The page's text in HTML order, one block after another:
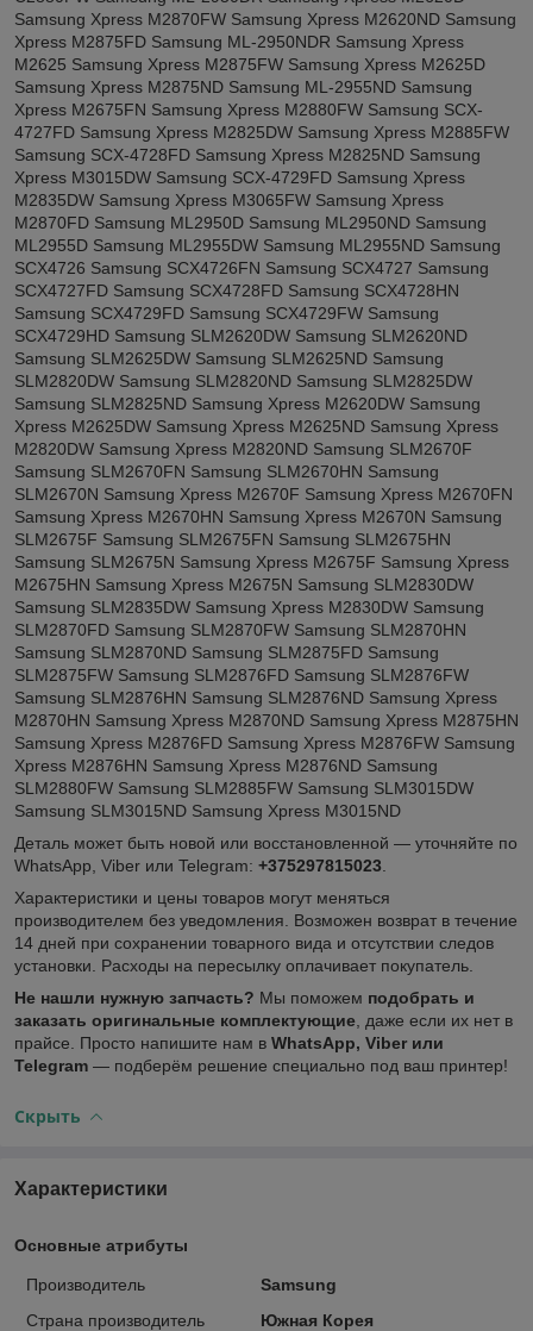
Samsung Xpress M2870FW Samsung Xpress M2620ND Samsung
Xpress M2875FD Samsung ML-2950NDR Samsung Xpress
M2625 Samsung Xpress M2875FW Samsung Xpress M2625D
Samsung Xpress M2875ND Samsung ML-2955ND Samsung
Xpress M2675FN Samsung Xpress M2880FW Samsung SCX-
4727FD Samsung Xpress M2825DW Samsung Xpress M2885FW
Samsung SCX-4728FD Samsung Xpress M2825ND Samsung
Xpress M3015DW Samsung SCX-4729FD Samsung Xpress
M2835DW Samsung Xpress M3065FW Samsung Xpress
M2870FD Samsung ML2950D Samsung ML2950ND Samsung
ML2955D Samsung ML2955DW Samsung ML2955ND Samsung
SCX4726 Samsung SCX4726FN Samsung SCX4727 Samsung
SCX4727FD Samsung SCX4728FD Samsung SCX4728HN
Samsung SCX4729FD Samsung SCX4729FW Samsung
SCX4729HD Samsung SLM2620DW Samsung SLM2620ND
Samsung SLM2625DW Samsung SLM2625ND Samsung
SLM2820DW Samsung SLM2820ND Samsung SLM2825DW
Samsung SLM2825ND Samsung Xpress M2620DW Samsung
Xpress M2625DW Samsung Xpress M2625ND Samsung Xpress
M2820DW Samsung Xpress M2820ND Samsung SLM2670F
Samsung SLM2670FN Samsung SLM2670HN Samsung
SLM2670N Samsung Xpress M2670F Samsung Xpress M2670FN
Samsung Xpress M2670HN Samsung Xpress M2670N Samsung
SLM2675F Samsung SLM2675FN Samsung SLM2675HN
Samsung SLM2675N Samsung Xpress M2675F Samsung Xpress
M2675HN Samsung Xpress M2675N Samsung SLM2830DW
Samsung SLM2835DW Samsung Xpress M2830DW Samsung
SLM2870FD Samsung SLM2870FW Samsung SLM2870HN
Samsung SLM2870ND Samsung SLM2875FD Samsung
SLM2875FW Samsung SLM2876FD Samsung SLM2876FW
Samsung SLM2876HN Samsung SLM2876ND Samsung Xpress
M2870HN Samsung Xpress M2870ND Samsung Xpress M2875HN
Samsung Xpress M2876FD Samsung Xpress M2876FW Samsung
Xpress M2876HN Samsung Xpress M2876ND Samsung
SLM2880FW Samsung SLM2885FW Samsung SLM3015DW
Samsung SLM3015ND Samsung Xpress M3015ND
Деталь может быть новой или восстановленной — уточняйте по
WhatsApp, Viber или Telegram: +375297815023
Характеристики и цены товаров могут меняться
производителем без уведомления. Возможен возврат в течение
14 дней при сохранении товарного вида и отсутствии следов
установки. Расходы на пересылку оплачивает покупатель.
Не нашли нужную запчасть? Мы поможем подобрать и
заказать оригинальные комплектующие , даже если их нет в
прайсе. Просто напишите нам в WhatsApp, Viber или
Telegram — подберём решение специально под ваш принтер!
Скрыть
Характеристики
Основные атрибуты
Производитель
Samsung
Страна производитель
Южная Корея